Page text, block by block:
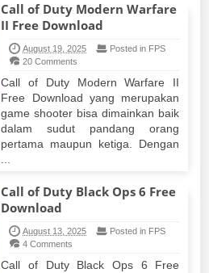
Call of Duty Modern Warfare
II Free Download
August 19, 2025
Posted in FPS
20 Comments
Call of Duty Modern Warfare II
Free Download yang merupakan
game shooter bisa dimainkan baik
dalam sudut pandang orang
pertama maupun ketiga. Dengan
Call of Duty Black Ops 6 Free
Download
August 13, 2025
Posted in FPS
4 Comments
Call of Duty Black Ops 6 Free